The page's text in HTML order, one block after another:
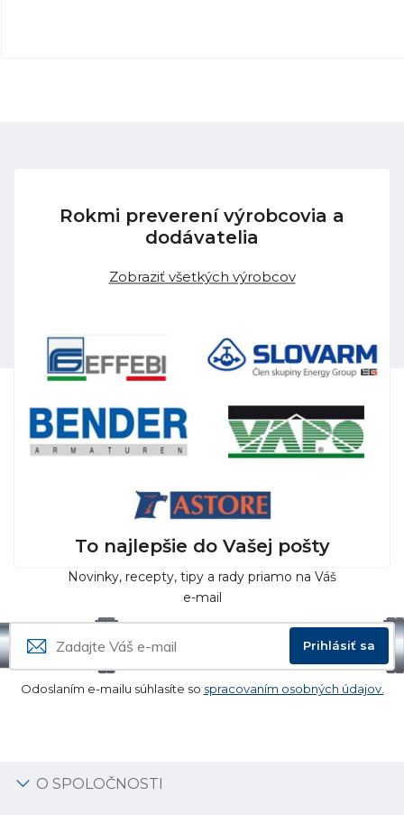
Rokmi preverení výrobcovia a
dodávatelia
Zobraziť všetkých výrobcov
To najlepšie do Vašej pošty
Novinky, recepty, tipy a rady priamo na Váš
e-mail
Prihlásiť sa
Odoslaním e-mailu súhlasíte so spracovaním osobných údajov.
O SPOLOČNOSTI